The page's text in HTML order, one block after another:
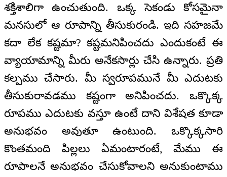
శక్తిశాలిగా ఉంచుతుంది. ఒక్క సెకండు కోసమైనా
మనసులో ఆ రూపాన్ని తీసుకురండి. ఇది సహజమే
కదా లేక కష్టమా? కష్టమనిపించదు ఎందుకంటే ఈ
వ్యాయామాన్ని మీరు అనేకసార్లు చేసి ఉన్నారు. ప్రతి
కల్పము చేసారు. మీ స్వరూపమునే మీ ఎదుటకు
తీసుకురావడము కష్టంగా అనిపించదు. ఒక్కొక్క
రూపము ఎదుటకు వస్తూ ఉంటే దాని విశేషత కూడా
అనుభవం అవుతూ ఉంటుంది. ఒక్కొక్కసారి
కొంతమంది పిల్లలు ఏమంటారంటే, మేము ఈ
రూపాలనే అనుభవం చేసుకోవాలని అనుకుంటాము